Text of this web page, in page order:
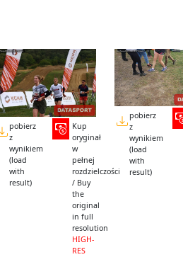
pobierz
z
wynikiem
(load
with
result)
Kup
oryginał
w
pełnej
rozdzielczości
/ Buy
the
original
in full
resolution
HIGH-
RES
pobierz
z
wynikiem
(load
with
result)